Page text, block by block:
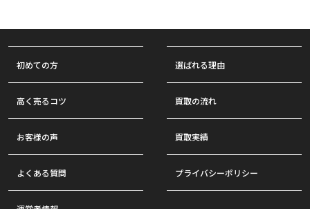
初めての方 選ばれる理由
高く売るコツ 買取の流れ
お客様の声 買取実績
よくある質問 プライバシーポリシー